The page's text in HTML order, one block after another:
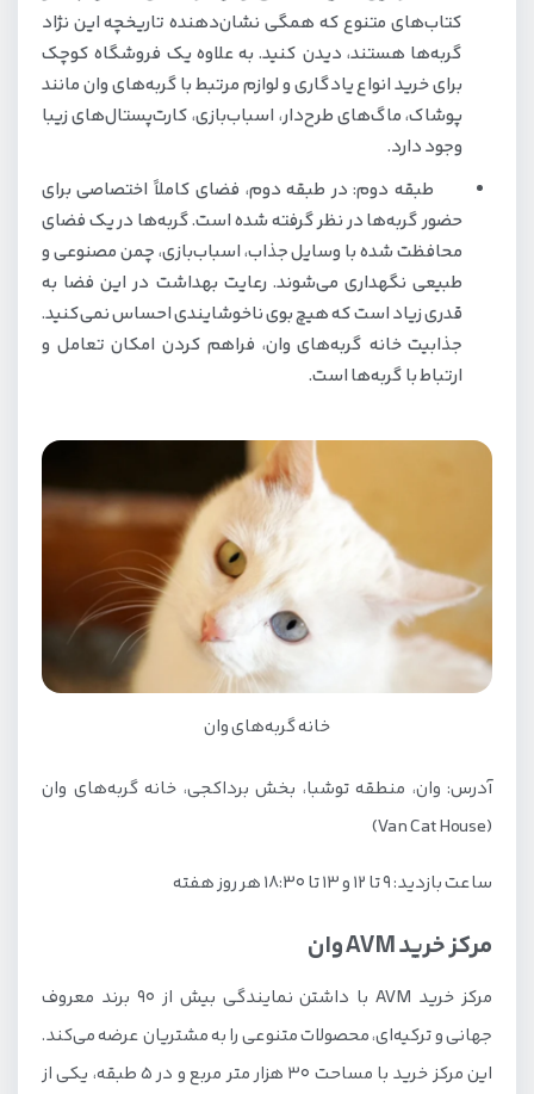
کتاب‌های متنوع که همگی نشان‌دهنده تاریخچه این نژاد
گربه‌ها هستند، دیدن کنید. به علاوه یک فروشگاه کوچک
برای خرید انواع یادگاری و لوازم مرتبط با گربه‌های وان مانند
پوشاک، ماگ‌های طرح‌دار، اسباب‌بازی، کارت‌پستال‌های زیبا
وجود دارد.
طبقه دوم: در طبقه دوم، فضای کاملاً اختصاصی برای
حضور گربه‌ها در نظر گرفته شده است. گربه‌ها در یک فضای
محافظت شده با وسایل جذاب، اسباب‌بازی، چمن مصنوعی و
طبیعی نگهداری می‌شوند. رعایت بهداشت در این فضا به
قدری زیاد است که هیچ بوی ناخوشایندی احساس نمی‌کنید.
جذابیت خانه گربه‌های وان، فراهم کردن امکان تعامل و
ارتباط با گربه‌ها است.
خانه گربه‌های وان
آدرس: وان، منطقه توشبا، بخش برداکجی، خانه گربه‌های وان
(Van Cat House)
ساعت بازدید: 9 تا 12 و 13 تا 18:30 هر روز هفته
مرکز خرید AVM وان
مرکز خرید AVM با داشتن نمایندگی بیش از 90 برند معروف
جهانی و ترکیه‌ای، محصولات متنوعی را به مشتریان عرضه می‌کند.
این مرکز خرید با مساحت 30 هزار متر مربع و در 5 طبقه، یکی از